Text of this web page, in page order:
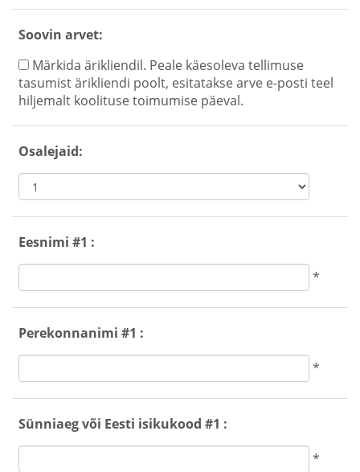
Soovin arvet:
Märkida ärikliendil. Peale käesoleva tellimuse
tasumist ärikliendi poolt, esitatakse arve e-posti teel
hiljemalt koolituse toimumise päeval.
Osalejaid:
Eesnimi #1 :
*
Perekonnanimi #1 :
*
Sünniaeg või Eesti isikukood #1 :
*